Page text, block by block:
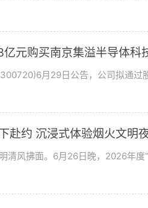
元购买南京集溢半导体科
月29日公告，公司拟通过
赴约 沉浸式体验烟火文明
清风拂面。6月26日晚，2026年度